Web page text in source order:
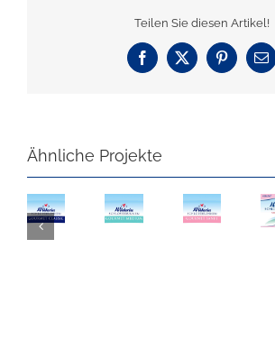
Teilen Sie diesen Artikel!
Facebook
X PinterestE-
Ähnliche Projekte